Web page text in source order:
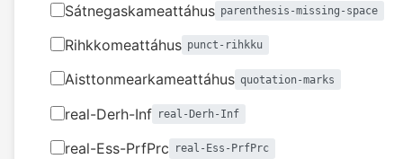
Sátnegaskameattáhus parenthesis-missing-space
Rihkkomeattáhus punct-rihkku
Aisttonmearkameattáhus quotation-marks
real-Derh-Inf real-Derh-Inf
real-Ess-PrfPrc real-Ess-PrfPrc